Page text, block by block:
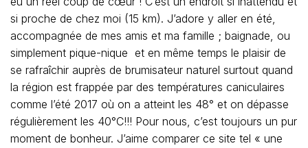
si proche de chez moi (15 km). J’adore y aller en été,
accompagnée de mes amis et ma famille ; baignade, ou
simplement pique-nique et en même temps le plaisir de
se rafraîchir auprès de brumisateur naturel surtout quand
la région est frappée par des températures caniculaires
comme l’été 2017 où on a atteint les 48° et on dépasse
régulièrement les 40°C!!! Pour nous, c’est toujours un pur
moment de bonheur. J’aime comparer ce site tel « une